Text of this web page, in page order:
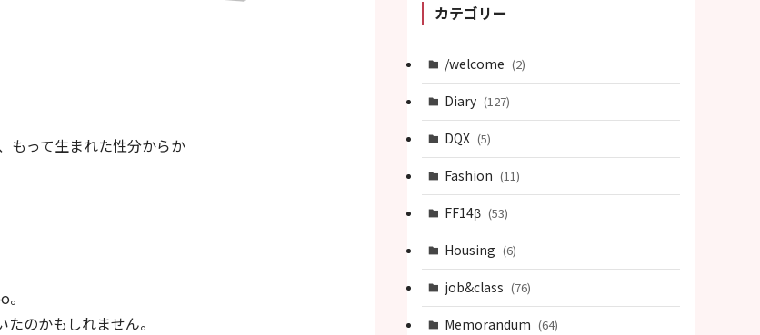
もって生まれた性分からか
のかもしれません。
カテゴリー
/welcome (2)
Diary (127)
DQX (5)
Fashion (11)
FF14β (53)
Housing (6)
job&class (76)
Memorandum (64)